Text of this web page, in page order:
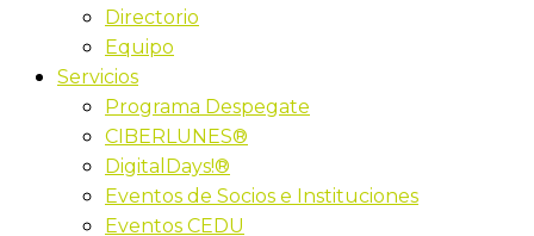
Directorio
Equipo
Servicios
Programa Despegate
CIBERLUNES®
DigitalDays!®
Eventos de Socios e Instituciones
Eventos CEDU